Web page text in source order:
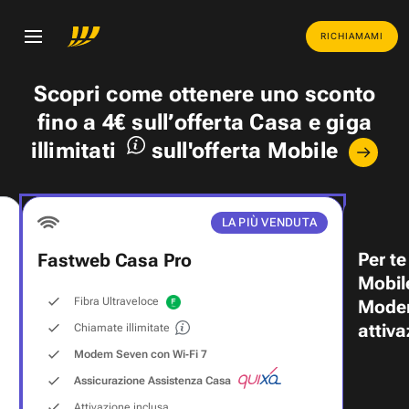
RICHIAMAMI
Scopri come ottenere uno sconto
fino a 4€ sull’offerta Casa egiga
illimitati
sull'offerta Mobile
LA PIÙ VENDUTA
Fastweb Casa Pro
Fibra Ultraveloce
Chiamate illimitate
Modem Seven con Wi‑Fi 7
Assicurazione Assistenza Casa
Per